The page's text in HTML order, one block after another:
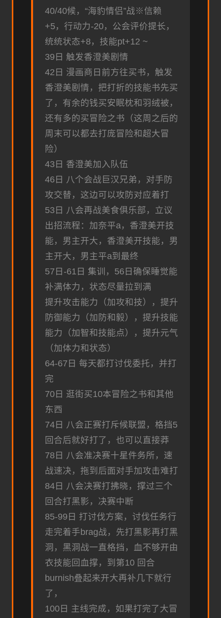
40/40候，“海豹情侣”战※信赖
+5，行动力-20，公会评价提长，
统统状态+8，技能pt+12 ~
39日 触发香澄美剧情
42日 漫画商日前方往买书，触发
香澄美剧情，把打折的技能书先买
了，有余的钱买安眠枕和羽绒被，
还有多的买冒险之书（这周之后的
周末可以都去打庞冒险和超大冒
险）
43日 香澄美加入队伍
46日 八个会战巨汉兄弟，对手防
攻交替，这边可以攻防对应着打
53日 八会再战美食俱乐部，立议
出招流程：加奈平a，香澄美开技
能，男主开大，香澄美开技能，男
主开大，男主平a到最终
57日-61日 集训，56日确保睡觉能
补满体力，状态尽量拉到满
提升攻击能力（加攻和技），提升
防御能力（加防和毅），提升技能
能力（加智和技能点），提升元气
（加体力和状态）
64-67日 每天都打讨伐委托，并打
完
70日 逛街买10本冒险之书和其他
东西
74日 八会正赛打斥候联盟，格挡5
回合后就好打了，也可以直接莽
78日 八会准决赛十星件务所，速
战速决，拖到后面对手加攻击难打
84日 八会决赛打拂晓，撑过三个
回合打黑影，决赛中断
85-99日 打讨伐方案，讨伐任务行
走完着手brag战，先打黑影再打黑
洞，黑洞战一直格挡，血不够开由
衣技能回血撑，到第10 回合
burnish叠起来开大再补几下就行
了，
100日 主线完成，如果打完了大冒